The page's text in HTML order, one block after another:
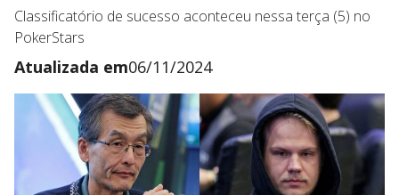
Classificatório de sucesso aconteceu nessa terça (5) no
PokerStars
Atualizada em06/11/2024